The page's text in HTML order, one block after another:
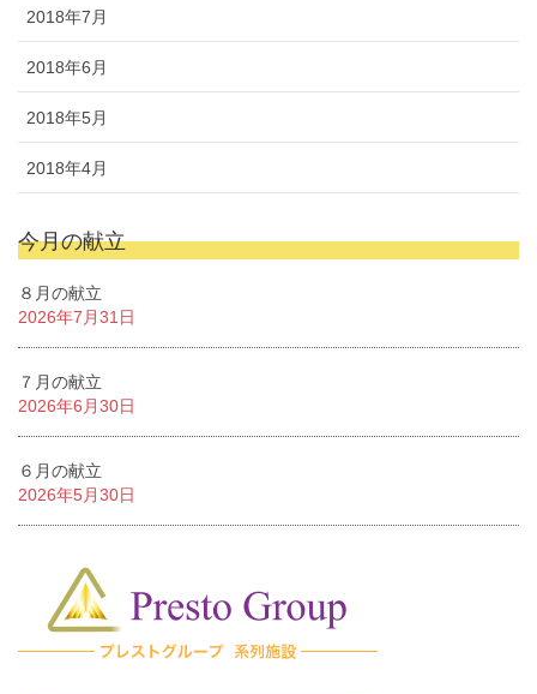
2018年7月
2018年6月
2018年5月
2018年4月
今月の献立
８月の献立
2026年7月31日
７月の献立
2026年6月30日
６月の献立
2026年5月30日